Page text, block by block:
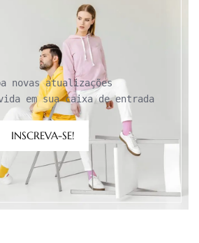
novas atualizações
em sua caixa de entrada
INSCREVA-SE!